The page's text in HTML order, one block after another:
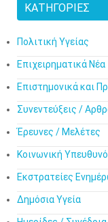
ΚΑΤΗΓΟΡΊΕΣ
Πολιτική Υγείας
Επιχειρηματικά Νέα
Επιστημονικά και
Συνεντεύξεις /
Έρευνες / Μελέτες
Κοινωνική
Εκστρατείες
Δημόσια Υγεία